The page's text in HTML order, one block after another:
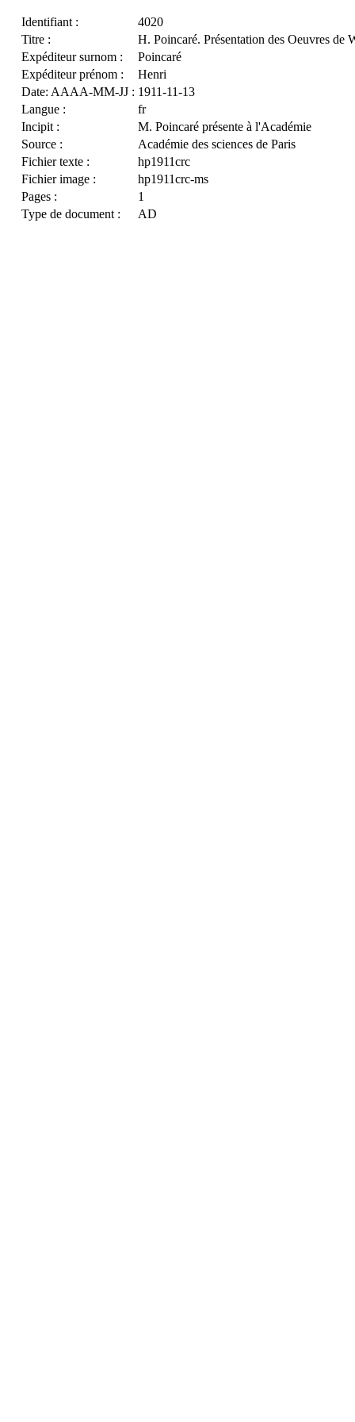
Identifiant :
4020
Titre :
H. Poincaré. Présentation des Oeuvres de
Expéditeur surnom :
Poincaré
Expéditeur prénom :
Henri
Date: AAAA-MM-JJ : 1911-11-13
Langue :
fr
Incipit :
M. Poincaré présente à l'Académie
Source :
Académie des sciences de Paris
Fichier texte :
hp1911crc
Fichier image :
hp1911crc-ms
Pages :
1
Type de document :
AD